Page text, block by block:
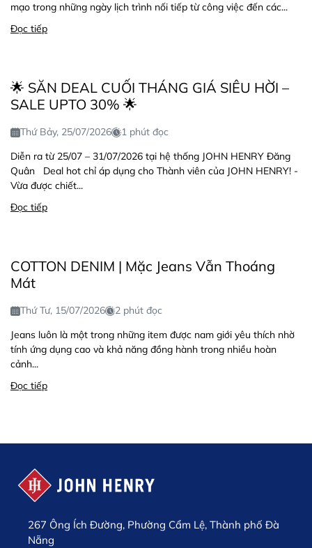
mạo trong những ngày lịch trình nối tiếp từ công việc đến các...
Đọc tiếp
🌟 SĂN DEAL CUỐI THÁNG GIÁ SIÊU HỜI –
SALE UPTO 30% 🌟
Thứ Bảy, 25/07/2026
1 phút đọc
Diễn ra từ 25/07 – 31/07/2026 tại hệ thống JOHN HENRY Đăng
Quân Deal hot chỉ áp dụng cho Thành viên của JOHN HENRY! -
Vừa được chiết...
Đọc tiếp
COTTON DENIM | Mặc Jeans Vẫn Thoáng
Mát
Thứ Tư, 15/07/2026
2 phút đọc
Jeans luôn là một trong những item được nam giới yêu thích nhờ
tính ứng dụng cao và khả năng đồng hành trong nhiều hoàn
cảnh...
Đọc tiếp
267 Ông Ích Đường, Phường Cẩm Lệ, Thành phố Đà
Nẵng